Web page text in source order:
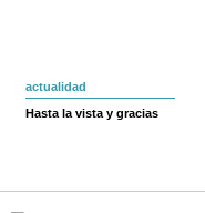
actualidad
Hasta la vista y gracias